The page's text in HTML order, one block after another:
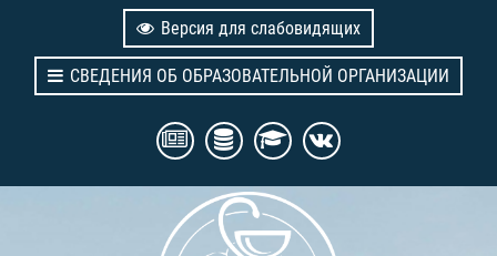
Версия для слабовидящих
СВЕДЕНИЯ ОБ ОБРАЗОВАТЕЛЬНОЙ ОРГАНИЗАЦИИ